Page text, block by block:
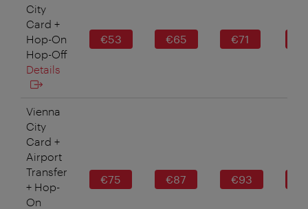
City
Card +
Hop-On
Hop-Off
Details
€53 €65 €71
Vienna
City
Card +
Airport
Transfer
+ Hop-
On
€75 €87 €93